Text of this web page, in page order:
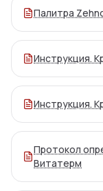
Палитра
Инструкция.
Инструкция.
Протокол
Витатерм